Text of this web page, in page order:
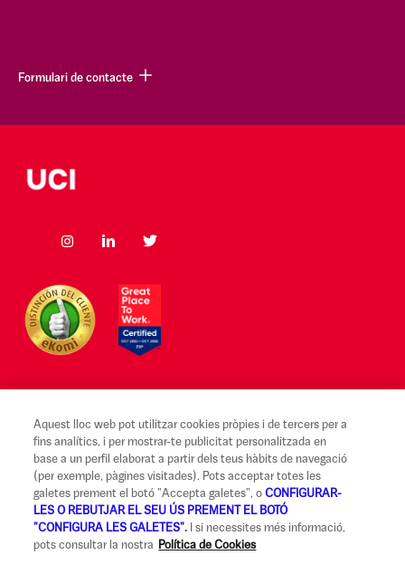
Formulari de contacte
Avís legal i Condicions d'ús
Canal Alerta Ètica
Reclamacions
Codi de Bones Pràctiques
Aquest lloc web pot utilitzar cookies pròpies i de tercers per a
fins analítics, i per mostrar-te publicitat personalitzada en
base a un perfil elaborat a partir dels teus hàbits de navegació
(per exemple, pàgines visitades). Pots acceptar totes les
galetes prement el botó "Accepta galetes", oCONFIGURAR-
LES O REBUTJAR EL SEU ÚS PREMENT EL BOTÓ
"CONFIGURA LES GALETES". I si necessites més informació,
pots consultar la nostra
Política de Cookies